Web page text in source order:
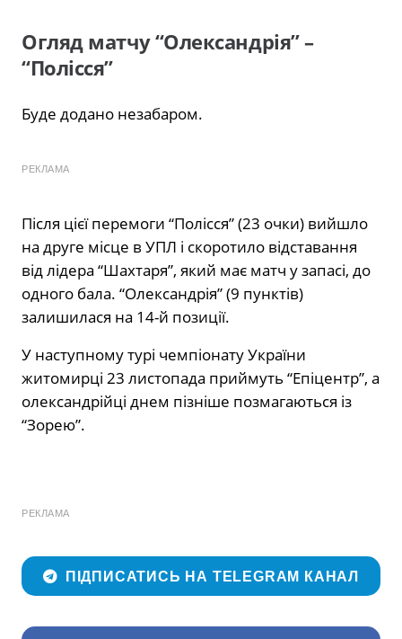
Огляд матчу “Олександрія” –
“Полісся”
Буде додано незабаром.
РЕКЛАМА
Після цієї перемоги “Полісся” (23 очки) вийшло
на друге місце в УПЛ і скоротило відставання
від лідера “Шахтаря”, який має матч у запасі, до
одного бала. “Олександрія” (9 пунктів)
залишилася на 14-й позиції.
У наступному турі чемпіонату України
житомирці 23 листопада приймуть “Епіцентр”, а
олександрійці днем пізніше позмагаються із
“Зорею”.
РЕКЛАМА
ПІДПИСАТИСЬ НА TELEGRAM КАНАЛ